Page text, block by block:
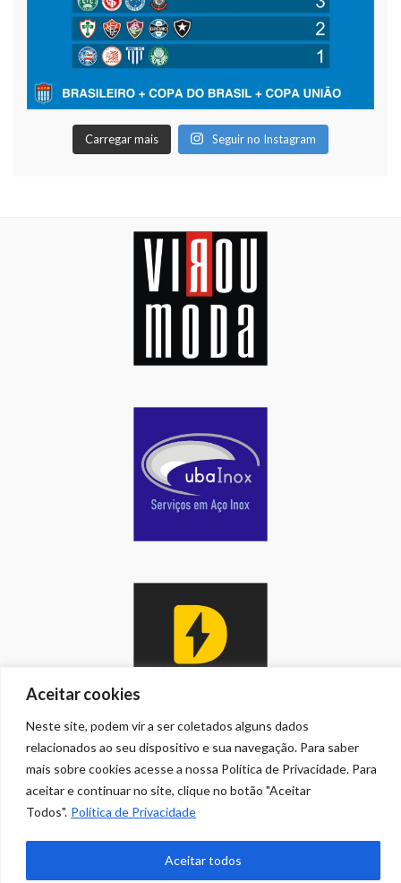
Aceitar cookies
Neste site, podem vir a ser coletados alguns dados
relacionados ao seu dispositivo e sua navegação. Para saber
mais sobre cookies acesse a nossa Política de Privacidade. Para
aceitar e continuar no site, clique no botão "Aceitar
Todos". Política de Privacidade
Aceitar todos
Carregar mais Seguir no Instagram
PRIVACIDADE